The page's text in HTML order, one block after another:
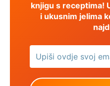
knjigu s receptima!
i ukusnim jelima